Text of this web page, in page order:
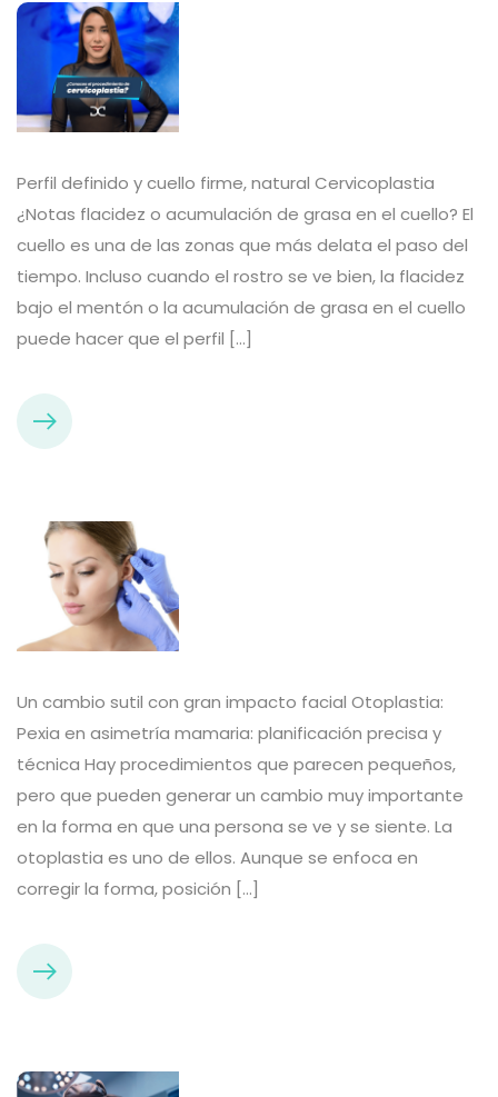
Perfil definido y cuello firme, natural Cervicoplastia
¿Notas flacidez o acumulación de grasa en el cuello? El
cuello es una de las zonas que más delata el paso del
tiempo. Incluso cuando el rostro se ve bien, la flacidez
bajo el mentón o la acumulación de grasa en el cuello
puede hacer que el perfil […]
Un cambio sutil con gran impacto facial Otoplastia:
Pexia en asimetría mamaria: planificación precisa y
técnica Hay procedimientos que parecen pequeños,
pero que pueden generar un cambio muy importante
en la forma en que una persona se ve y se siente. La
otoplastia es uno de ellos. Aunque se enfoca en
corregir la forma, posición […]